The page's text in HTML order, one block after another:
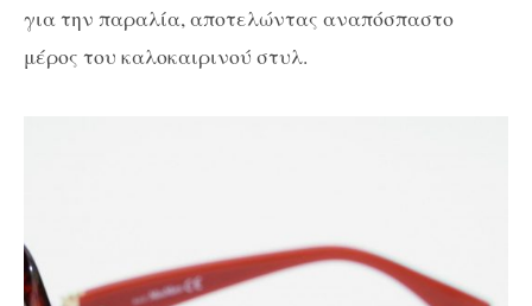
για την παραλία, αποτελώντας αναπόσπαστο
μέρος του καλοκαιρινού στυλ.